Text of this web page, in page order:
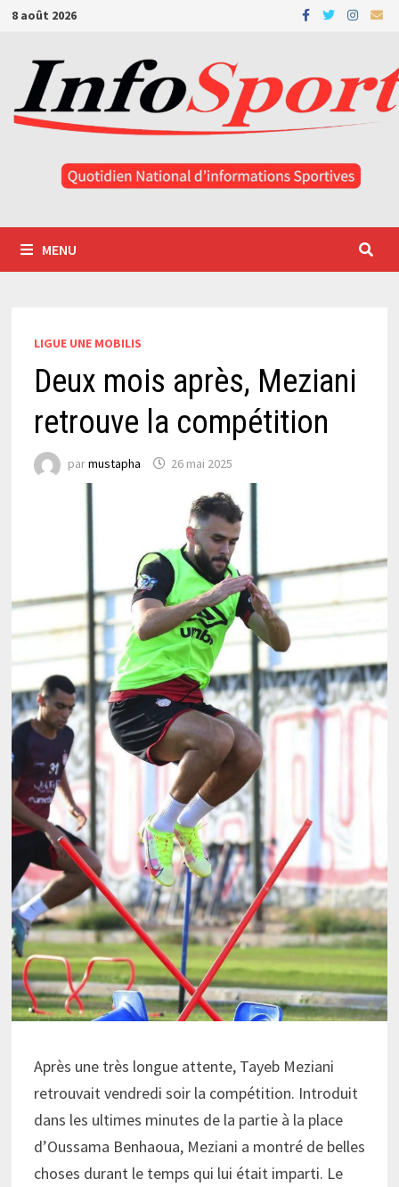
Passer
contenu
8 août 2026
MENU
LIGUE UNE MOBILIS
Deux mois après, Meziani
retrouve la compétition
parmustapha 26 mai 2025
Après une très longue attente, Tayeb Meziani
retrouvait vendredi soir la compétition. Introduit
dans les ultimes minutes de la partie à la place
d’Oussama Benhaoua, Meziani a montré de belles
choses durant le temps qui lui était imparti. Le